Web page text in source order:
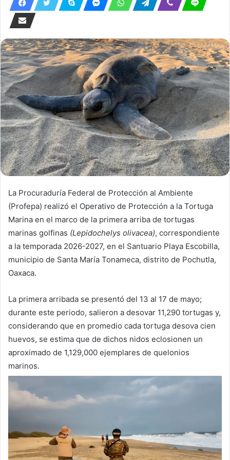
La Procuraduría Federal de Protección al Ambiente
(Profepa) realizó el Operativo de Protección a la Tortuga
Marina en el marco de la primera arriba de tortugas
marinas golfinas (Lepidochelys olivacea), correspondiente
a la temporada 2026-2027, en el Santuario Playa Escobilla,
municipio de Santa María Tonameca, distrito de Pochutla,
Oaxaca.
La primera arribada se presentó del 13 al 17 de mayo;
durante este periodo, salieron a desovar 11,290 tortugas y,
considerando que en promedio cada tortuga desova cien
huevos, se estima que de dichos nidos eclosionen un
aproximado de 1,129,000 ejemplares de quelonios
marinos.